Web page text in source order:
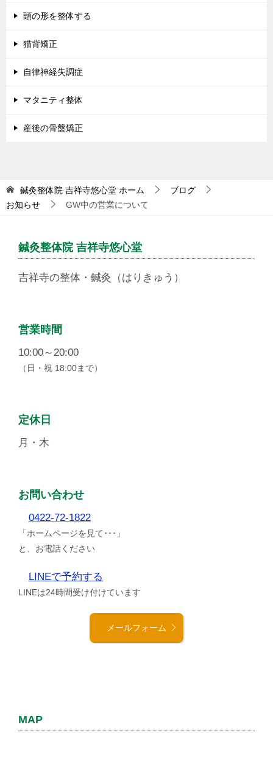
頭の形を整体する
猫背矯正
自律神経失調症
マタニティ整体
産後の骨盤矯正
鍼灸整体院 吉祥寺悠心堂 ホーム
ブログ
お知らせ
GW中の営業について
鍼灸整体院 吉祥寺悠心堂
吉祥寺の整体・鍼灸（はりきゅう）
営業時間
10:00～20:00
（日・祝 18:00まで）
定休日
月・木
お問い合わせ
0422-72-1822
「ホームページを見て･･･」
と、お電話ください
LINEで予約する
LINEは24時間受け付けています
メールフォーム
MAP